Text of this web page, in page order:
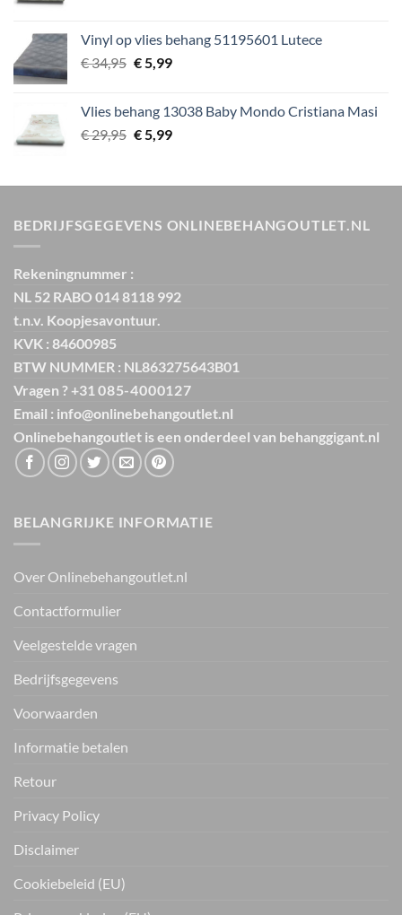
€ 34,95.€ 6,99.
Vinyl op vlies behang 51195601 Lutece
€34,95 Oorspronkelijke
€ 34,95.
€5,99Huidige
€ 5,99.
Vlies behang 13038 Baby Mondo Cristiana Masi
€29,95 Oorspronkelijke
€ 29,95.
€5,99Huidige
€ 5,99.
BEDRIJFSGEGEVENS ONLINEBEHANGOUTLET.NL
Rekeningnummer :
NL 52 RABO 014 8118 992
t.n.v. Koopjesavontuur.
KVK : 84600985
BTW NUMMER : NL863275643B01
Vragen ? +31 085-4000127
Email : info@onlinebehangoutlet.nl
Onlinebehangoutlet is een onderdeel van behanggigant.nl
BELANGRIJKE INFORMATIE
Over Onlinebehangoutlet.nl
Contactformulier
Veelgestelde vragen
Bedrijfsgegevens
Voorwaarden
Informatie betalen
Retour
Privacy Policy
Disclaimer
Cookiebeleid (EU)